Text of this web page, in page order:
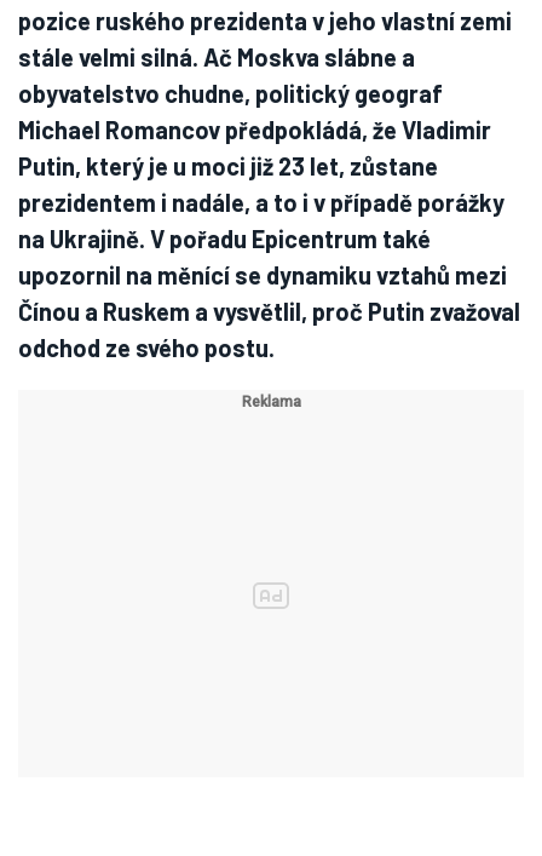
pozice ruského prezidenta v jeho vlastní zemi
stále velmi silná. Ač Moskva slábne a
obyvatelstvo chudne, politický geograf
Michael Romancov předpokládá, že Vladimir
Putin, který je u moci již 23 let, zůstane
prezidentem i nadále, a to i v případě porážky
na Ukrajině. V pořadu Epicentrum také
upozornil na měnící se dynamiku vztahů mezi
Čínou a Ruskem a vysvětlil, proč Putin zvažoval
odchod ze svého postu.